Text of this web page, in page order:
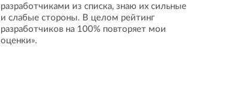
разработчиками из списка, знаю их сильные
и слабые стороны. В целом рейтинг
разработчиков на 100% повторяет мои
оценки».